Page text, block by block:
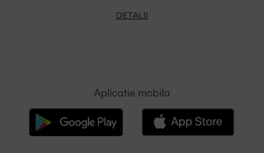
DETALII
Aplicatie mobila